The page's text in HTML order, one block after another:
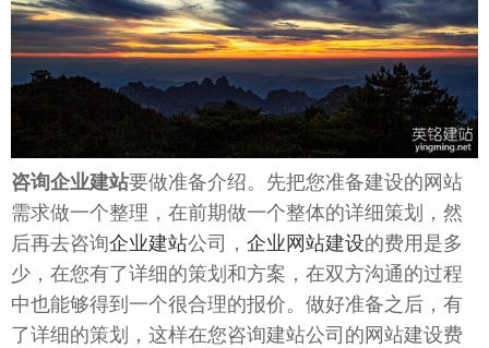
咨询企业建站要做准备介绍。先把您准备建设的网站
需求做一个整理，在前期做一个整体的详细策划，然
后再去咨询企业建站公司， 企业网站建设的费用是多
少，在您有了详细的策划和方案，在双方沟通的过程
中也能够得到一个很合理的报价。做好准备之后，有
了详细的策划，这样在您咨询建站公司的网站建设费